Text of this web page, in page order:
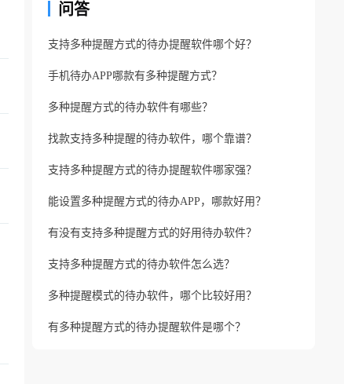
问答
支持多种提醒方式的待办提醒软件哪个好？
手机待办APP哪款有多种提醒方式？
多种提醒方式的待办软件有哪些？
找款支持多种提醒的待办软件，哪个靠谱？
支持多种提醒方式的待办提醒软件哪家强？
能设置多种提醒方式的待办APP，哪款好用？
有没有支持多种提醒方式的好用待办软件？
支持多种提醒方式的待办软件怎么选？
多种提醒模式的待办软件，哪个比较好用？
有多种提醒方式的待办提醒软件是哪个？